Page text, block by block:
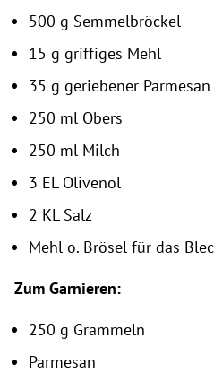
500 g Semmelbröckel
15 g griffiges Mehl
35 g geriebener Parmesan
250 ml Obers
250 ml Milch
3 EL Olivenöl
2 KL Salz
Mehl o. Brösel für das
Zum Garnieren:
250 g Grammeln
Parmesan